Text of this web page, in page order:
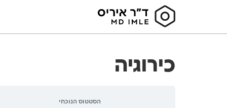
כירוגיה
הסטטוס הנוכחי